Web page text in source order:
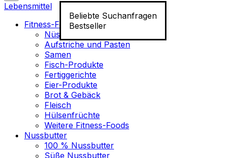
Beliebte Suchanfragen
Bestseller
Lebensmittel
Fitness-Food
Nüsse
Aufstriche und Pasten
Samen
Fisch-Produkte
Fertiggerichte
Eier-Produkte
Brot & Gebäck
Fleisch
Hülsenfrüchte
Weitere Fitness-Foods
Nussbutter
100 % Nussbutter
Süße Nussbutter